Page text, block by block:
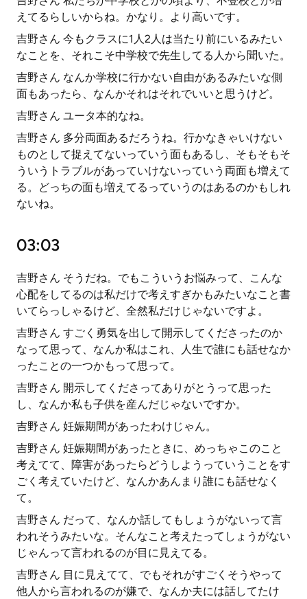
えてるらしいからね。かなり。より高いです。
吉野さん 今もクラスに1人2人は当たり前にいるみたい
なことを、それこそ中学校で先生してる人から聞いた。
吉野さん なんか学校に行かない自由があるみたいな側
面もあったら、なんかそれはそれでいいと思うけど。
吉野さん ユータ本的なね。
吉野さん 多分両面あるだろうね。行かなきゃいけない
ものとして捉えてないっていう面もあるし、そもそもそ
ういうトラブルがあっていけないっていう両面も増えて
る。どっちの面も増えてるっていうのはあるのかもしれ
ないね。
03:03
吉野さん そうだね。でもこういうお悩みって、こんな
心配をしてるのは私だけで考えすぎかもみたいなこと書
いてらっしゃるけど、全然私だけじゃないですよ。
吉野さん すごく勇気を出して開示してくださったのか
なって思って、なんか私はこれ、人生で誰にも話せなか
ったことの一つかもって思って。
吉野さん 開示してくださってありがとうって思った
し、なんか私も子供を産んだじゃないですか。
吉野さん 妊娠期間があったわけじゃん。
吉野さん 妊娠期間があったときに、めっちゃこのこと
考えてて、障害があったらどうしようっていうことをす
ごく考えていたけど、なんかあんまり誰にも話せなく
て。
吉野さん だって、なんか話してもしょうがないって言
われそうみたいな。そんなこと考えたってしょうがない
じゃんって言われるのが目に見えてる。
吉野さん 目に見えてて、でもそれがすごくそうやって
他人から言われるのが嫌で、なんか夫には話してたけ